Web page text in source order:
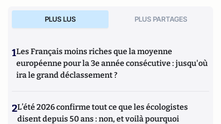
PLUS LUS PLUS PARTAGES
1Les Français moins riches que la moyenne
européenne pour la 3e année consécutive : jusqu'où
ira le grand déclassement ?
2L’été 2026 confirme tout ce que les écologistes
disent depuis 50 ans : non, et voilà pourquoi